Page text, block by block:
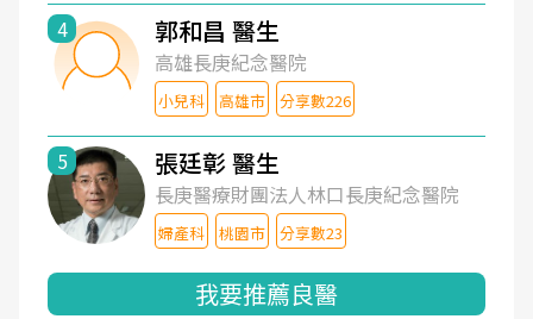
4 郭和昌 醫生
高雄長庚紀念醫院
小兒科 高雄市 分享數226
5 張廷彰 醫生
長庚醫療財團法人林口長庚紀念醫院
婦產科 桃園市 分享數23
我要推薦良醫